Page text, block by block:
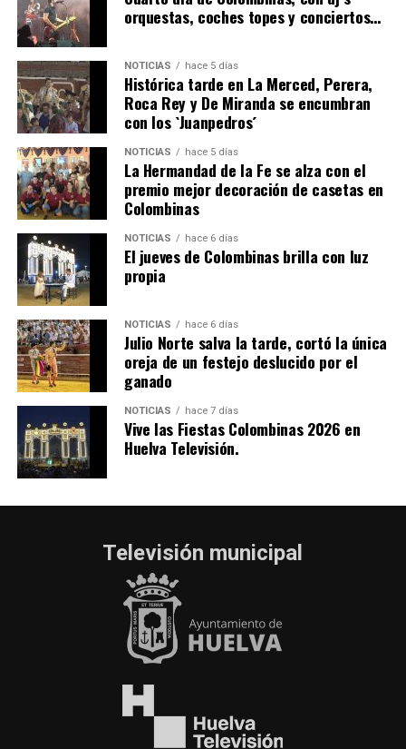
SEXTA CORRIDA DE LAS FIESTAS COLOMBINAS
2026
hace 2 días· Huelvatv
orquestas, coches topes y conciertos…
NOTICIAS hace 5 días
Histórica tarde en La Merced, Perera,
Roca Rey y De Miranda se encumbran
con los `Juanpedros´
NOTICIAS hace 5 días
La Hermandad de la Fe se alza con el
premio mejor decoración de casetas en
Colombinas
NOTICIAS hace 6 días
El jueves de Colombinas brilla con luz
propia
NOTICIAS hace 6 días
Julio Norte salva la tarde, cortó la única
oreja de un festejo deslucido por el
ganado
NOTICIAS hace 7 días
Vive las Fiestas Colombinas 2026 en
Huelva Televisión.
Televisión municipal